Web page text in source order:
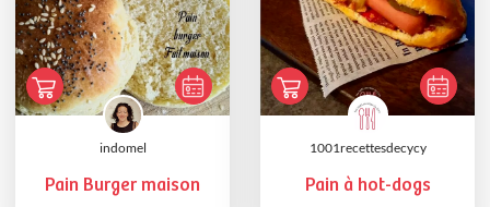
indomel
Pain Burger maison
1001recettesdecycy
Pain à hot-dogs